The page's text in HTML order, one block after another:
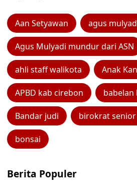
Aan Setyawan agus
Agus Mulyadi mundur dari ASN
ahli staff walikota Anak
APBD kab cirebon babelan
Bandar judi birokrat
bonsai
Berita Populer